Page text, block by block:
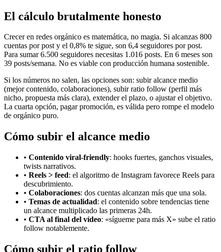
El cálculo brutalmente honesto
Crecer en redes orgánico es matemática, no magia. Si alcanzas 800
cuentas por post y el 0,8% te sigue, son 6,4 seguidores por post.
Para sumar 6.500 seguidores necesitas 1.016 posts. En 6 meses son
39 posts/semana. No es viable con producción humana sostenible.
Si los números no salen, las opciones son: subir alcance medio
(mejor contenido, colaboraciones), subir ratio follow (perfil más
nicho, propuesta más clara), extender el plazo, o ajustar el objetivo.
La cuarta opción, pagar promoción, es válida pero rompe el modelo
de orgánico puro.
Cómo subir el alcance medio
• Contenido viral-friendly: hooks fuertes, ganchos visuales,
twists narrativos.
• Reels > feed: el algoritmo de Instagram favorece Reels para
descubrimiento.
• Colaboraciones: dos cuentas alcanzan más que una sola.
• Temas de actualidad: el contenido sobre tendencias tiene
un alcance multiplicado las primeras 24h.
• CTA al final del vídeo: «sígueme para más X» sube el ratio
follow notablemente.
Cómo subir el ratio follow